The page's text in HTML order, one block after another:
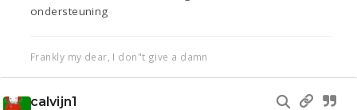
ondersteuning
Frankly my dear, I don"t give a damn
calvijn1